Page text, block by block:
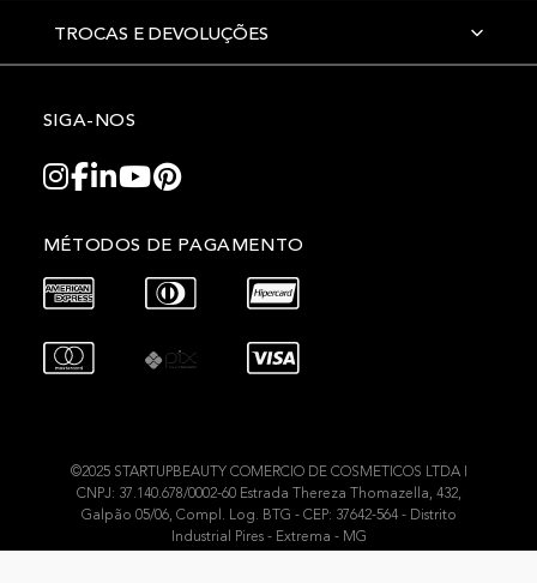
TROCAS E DEVOLUÇÕES
SIGA-NOS
MÉTODOS DE PAGAMENTO
©2025 STARTUPBEAUTY COMERCIO DE COSMETICOS LTDA I
CNPJ: 37.140.678/0002-60 Estrada Thereza Thomazella, 432,
Galpão 05/06, Compl. Log. BTG - CEP: 37642-564 - Distrito
Industrial Pires - Extrema - MG